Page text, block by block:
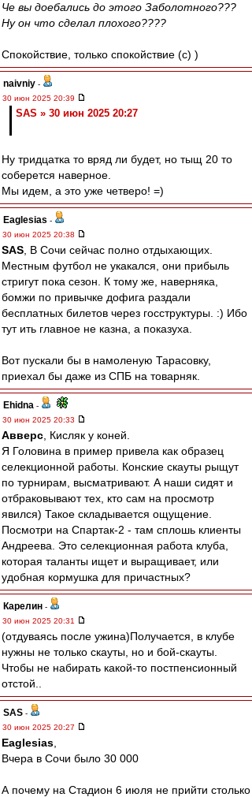
Че вы доебались до этого Заболотного???
Ну он что сделал плохого????
Спокойствие, только спокойствие (c) )
naivniy -
30 июн 2025 20:39
SAS » 30 июн 2025 20:27
Ну тридцатка то вряд ли будет, но тыщ 20 то
соберется наверное.
Мы идем, а это уже четверо! =)
Eaglesias -
30 июн 2025 20:38
SAS , В Сочи сейчас полно отдыхающих.
Местным футбол не укакался, они прибыль
стригут пока сезон. К тому же, наверняка,
бомжи по привычке дофига раздали
бесплатных билетов через госструктуры. :) Ибо
тут ить главное не казна, а показуха.
Вот пускали бы в намоленую Тарасовку,
приехал бы даже из СПБ на товарняк.
Ehidna -
30 июн 2025 20:33
Авверс , Кисляк у коней.
Я Головина в пример привела как образец
селекционной работы. Конские скауты рыщут
по турнирам, высматривают. А наши сидят и
отбраковывают тех, кто сам на просмотр
явился) Такое складывается ощущение.
Посмотри на Спартак-2 - там сплошь клиенты
Андреева. Это селекционная работа клуба,
которая таланты ищет и выращивает, или
удобная кормушка для причастных?
Карелин -
30 июн 2025 20:31
(отдуваясь после ужина)Получается, в клубе
нужны не только скауты, но и бой-скауты.
Чтобы не набирать какой-то постпенсионный
отстой..
SAS -
30 июн 2025 20:27
Eaglesias
Вчера в Сочи было 30 000
А почему на Стадион 6 июля не прийти столько